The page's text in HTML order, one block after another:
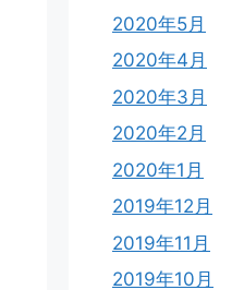
2020年5月
2020年4月
2020年3月
2020年2月
2020年1月
2019年12月
2019年11月
2019年10月